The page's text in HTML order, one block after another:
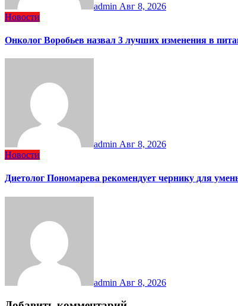
admin Авг 8, 2026
Новости
Онколог Воробьев назвал 3 лучших изменения в
admin Авг 8, 2026
Новости
Диетолог Пономарева рекомендует чернику для
admin Авг 8, 2026